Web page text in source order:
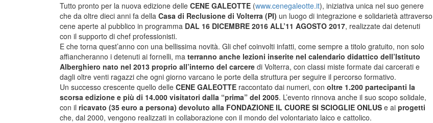
Tutto pronto per la nuova edizione delle CENE GALEOTTE (www.cenegaleotte.it), iniziativa unica nel suo genere
che da oltre dieci anni fa della Casa di Reclusione di Volterra (PI) un luogo di integrazione e solidarietà attraverso
cene aperte al pubblico in programma DAL 16 DICEMBRE 2016 ALL’11 AGOSTO 2017, realizzate dai detenuti
con il supporto di chef professionisti.
E che torna quest’anno con una bellissima novità. Gli chef coinvolti infatti, come sempre a titolo gratuito, non solo
affiancheranno i detenuti ai fornelli, ma terranno anche lezioni inserite nel calendario didattico dell’Istituto
Alberghiero nato nel 2013 proprio all’interno del carcere di Volterra, con classi miste formate dai carcerati e
dagli oltre venti ragazzi che ogni giorno varcano le porte della struttura per seguire il percorso formativo.
Un successo crescente quello delle CENE GALEOTTE raccontato dai numeri, con oltre 1.200 partecipanti la
scorsa edizione e più di 14.000 visitatori dalla “prima” del 2005. L’evento rinnova anche il suo scopo solidale,
con il ricavato (35 euro a persona) devoluto alla FONDAZIONE IL CUORE SI SCIOGLIE ONLUS e ai progetti
che, dal 2000, vengono realizzati in collaborazione con il mondo del volontariato laico e cattolico.